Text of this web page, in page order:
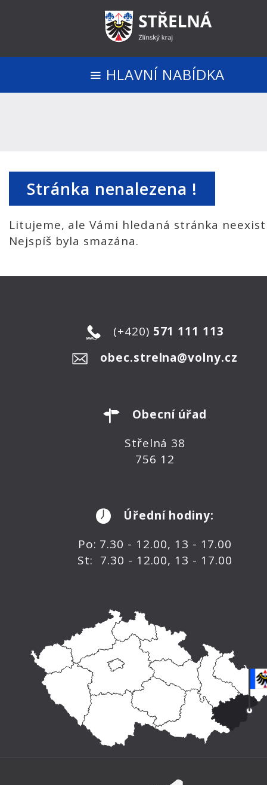
HLAVNÍ NABÍDKA
Stránka nenalezena !
Litujeme, ale Vámi hledaná stránka
Nejspíš byla smazána.
(+420) 571 111 113
obec.strelna@volny.cz
Obecní úřad
Střelná 38
756 12
Úřední hodiny:
Po: 7.30 - 12.00, 13 - 17.00
St: 7.30 - 12.00, 13 - 17.00